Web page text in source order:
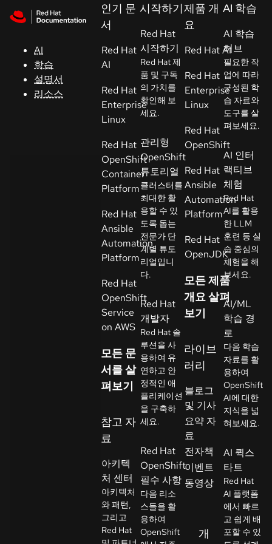
AI
학습
설명서
리소스
개
자
평
가
판
시
작
락
처
언
어
선
인기 문
서
Red Hat
AI
Red Hat
Enterprise
Linux
Red Hat
OpenShift
Container
Platform
Red Hat
Ansible
Automation
Platform
Red Hat
OpenShift
Service
on AWS
모든 문
서를 살
펴보기
참고 자
료
아키텍
처 센터
아키텍처
와 패턴,
그리고
Red Hat
시작하기
Red Hat
시작하기
Red Hat 제
품 및 구독
의 가치를
확인해 보
세요.
관리형
OpenShift
튜토리얼
클러스터를
최대한 활
용할 수 있
도록 돕는
전문가 단
계별 튜토
리얼입니
다.
Red Hat
개발자
Red Hat 솔
루션을 사
용하여 유
연하고 안
정적인 애
플리케이션
을 구축하
세요.
Red Hat
OpenShift
필수 사항
다음 리소
스들을 활
용하여
OpenShift
제품 개
요
Red Hat AI
Red Hat
Enterprise
Linux
Red Hat
OpenShift
Red Hat
Ansible
Automation
Platform
Red Hat
OpenJDK
모든 제품
개요 살펴
보기
라이브
러리
블로그
및 기사
요약 자
료
전자책
이벤트
동영상
개
AI 학습
AI 학습
허브
필요한 작
업에 따라
구성된 학
습 자료와
도구를 살
펴보세요.
AI 인터
랙티브
체험
Red Hat
AI를 활용
한 LLM
훈련 등 실
습 중심의
체험을 해
보세요.
AI/ML
학습 경
로
다음 학습
자료를 활
용하여
OpenShift
AI에 대한
지식을 넓
혀보세요.
AI 퀵스
타트
Red Hat
AI 플랫폼
에서 빠르
고 쉽게 배
포할 수 있